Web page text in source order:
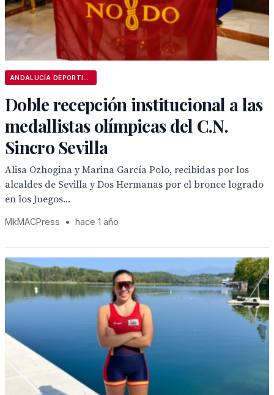
Doble recepción institucional a las
medallistas olímpicas del C.N.
Sincro Sevilla
Alisa Ozhogina y Marina García Polo, recibidas por los
alcaldes de Sevilla y Dos Hermanas por el bronce logrado
en los Juegos...
MkMACPress • hace 1 año